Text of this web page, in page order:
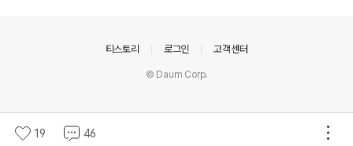
19 46
티스토리 로그인 고객센터
© Daum Corp.